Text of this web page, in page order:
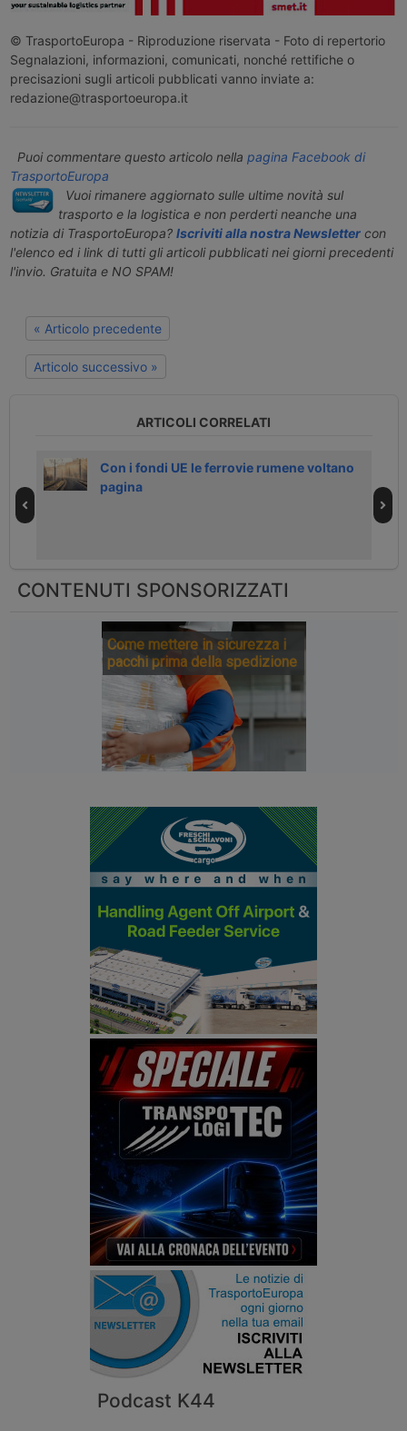
Podcast K44
© TrasportoEuropa - Riproduzione riservata - Foto di repertorio
Segnalazioni, informazioni, comunicati, nonché rettifiche o
precisazioni sugli articoli pubblicati vanno inviate a:
redazione@trasportoeuropa.it
Puoi commentare questo articolo nella pagina Facebook di
TrasportoEuropa
Vuoi rimanere aggiornato sulle ultime novità sul
trasporto e la logistica e non perderti neanche una
notizia di TrasportoEuropa? Iscriviti alla nostra Newslettercon
l'elenco ed i link di tutti gli articoli pubblicati nei giorni precedenti
l'invio. Gratuita e NO SPAM!
« Articolo precedente
Articolo successivo »
ARTICOLI CORRELATI
Con i fondi UE le ferrovie rumene voltano
pagina
CONTENUTI SPONSORIZZATI
Come mettere in sicurezza i
pacchi prima della spedizione